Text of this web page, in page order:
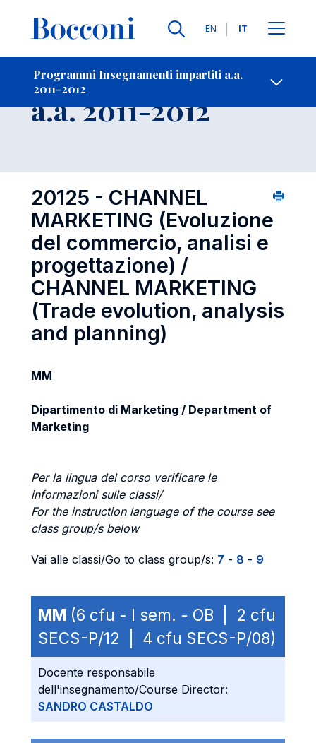
Lingue
EN IT
Programmi Insegnamenti impartiti a.a.
2011-2012
-
Insegnamento
a.a. 2011-2012
20125 - CHANNEL
MARKETING (Evoluzione
del commercio, analisi e
progettazione) /
CHANNEL MARKETING
(Trade evolution, analysis
and planning)
MM
Dipartimento di Marketing / Department of
Marketing
Per la lingua del corso verificare le
informazioni sulle classi/
For the instruction language of the course see
class group/s below
Vai alle classi/Go to class group/s: 7 - 8 - 9
MM (6 cfu - I sem. - OB | 2 cfu
SECS-P/12 | 4 cfu SECS-P/08)
Docente responsabile
dell'insegnamento/Course Director:
SANDRO CASTALDO